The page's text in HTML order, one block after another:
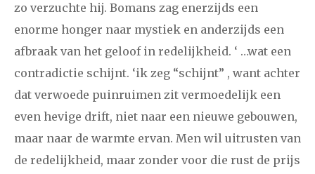
zo verzuchte hij. Bomans zag enerzijds een
enorme honger naar mystiek en anderzijds een
afbraak van het geloof in redelijkheid. ‘ …wat een
contradictie schijnt. ‘ik zeg “schijnt” , want achter
dat verwoede puinruimen zit vermoedelijk een
even hevige drift, niet naar een nieuwe gebouwen,
maar naar de warmte ervan. Men wil uitrusten van
de redelijkheid, maar zonder voor die rust de prijs